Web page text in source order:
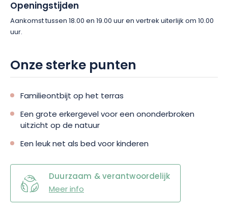
Openingstijden
Aankomst tussen 18.00 en 19.00 uur en vertrek uiterlijk om 10.00
uur.
Onze sterke punten
Familieontbijt op het terras
Een grote erkergevel voor een ononderbroken
uitzicht op de natuur
Een leuk net als bed voor kinderen
Duurzaam & verantwoordelijk
Meer info